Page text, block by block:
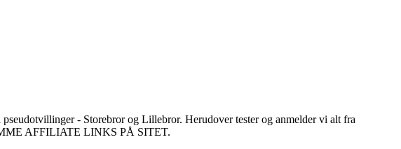
- Storebror og Lillebror. Herudover tester og anmelder vi alt fra
AFFILIATE LINKS PÅ SITET.